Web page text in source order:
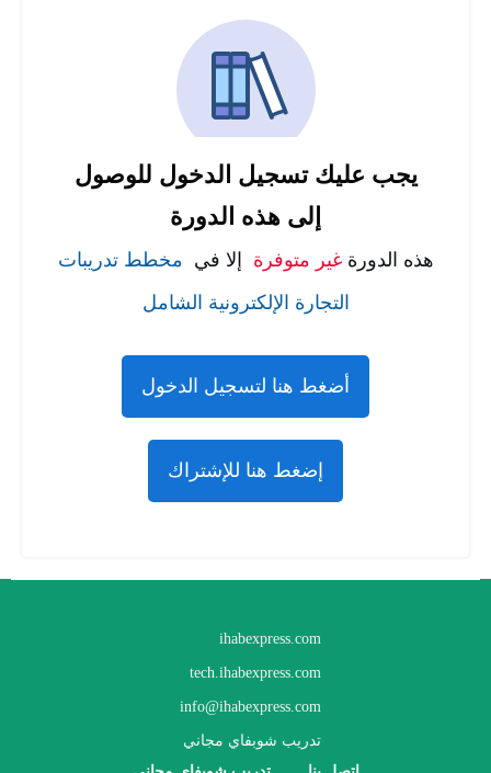
يجب عليك تسجيل الدخول للوصول
إلى هذه الدورة
هذه الدورةغير متوفرة إلا في مخطط تدريبات
التجارة الإلكترونية الشامل
أضغط هنا لتسجيل الدخول
إضغط هنا للإشتراك
ihabexpress.com
tech.ihabexpress.com
info@ihabexpress.com
تدريب شوبفاي مجاني